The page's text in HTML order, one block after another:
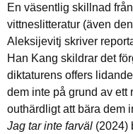
En väsentlig skillnad
vittneslitteratur (även
Aleksijevitj skriver
Han Kang skildrar det
diktaturens offers
dem inte på grund av ett
outhärdligt att bära dem
Jag tar inte farväl (2024)